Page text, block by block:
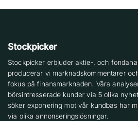
Stockpicker
Stockpicker erbjuder aktie-, och
producerar vi marknadskommentarer
fokus på finansmarknaden. Våra
börsintresserade kunder via 5 olika
söker exponering mot vår kundbas har
via olika annonseringslösningar.